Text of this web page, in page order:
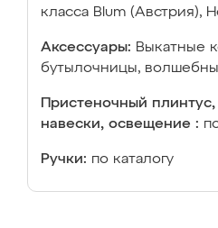
класса Blum (Австрия),
Аксессуары: Выкатные
бутылочницы,
Пристеночный
навески, освещение :
Ручки: по каталогу